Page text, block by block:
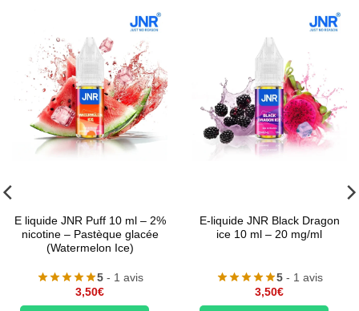
E liquide JNR Puff 10 ml – 2%
nicotine – Pastèque glacée
(Watermelon Ice)
5- 1 avis
3,50€
E-liquide JNR Black Dragon
ice 10 ml – 20 mg/ml
5- 1 avis
3,50€